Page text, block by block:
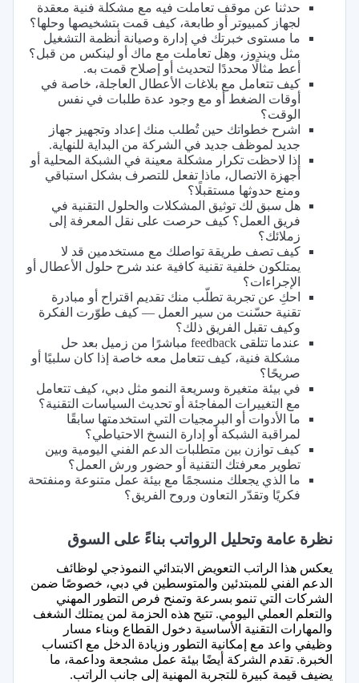
حدثنا عن موقف تعاملت فيه مع مشكلة فنية معقدة
لجهاز كمبيوتر أو طابعة، كيف قمت بتشخيصها وحلها؟
ما مستوى خبرتك في إدارة وصيانة أنظمة التشغيل
مثل ويندوز، وهل تعاملت مع ماك أو لينكس من قبل؟
أعط مثالًا محددًا لتحديث أو إصلاح قمت به.
كيف تتعامل مع بلاغات الأعطال العاجلة، خاصة في
أوقات الضغط أو مع وجود عدة طلبات في نفس
الوقت؟
اشرح خطواتك حين تُطلب منك إعداد وتجهيز جهاز
جديد لموظف جديد في الشركة من البداية للنهاية.
إذا لاحظت تكرار مشكلة معينة في الشبكة المحلية أو
أجهزة الاتصال، ماذا تفعل للتصرف بشكل استباقي
ومنع حدوثها مستقبلًا؟
هل سبق لك توثيق المشكلات والحلول التقنية في
فريق العمل؟ كيف حرصت على نقل المعرفة إلى
زملائك؟
كيف تصف طريقة تواصلك مع مستخدمين قد لا
يمتلكون خلفية تقنية كافية عند شرح حلول الأعطال أو
الإجراءات؟
احكِ عن تجربة تطلّب منك تقديم اقتراح أو مبادرة
تقنية حسّنت من سير العمل — كيف طوّرت الفكرة
وكيف تقبل الفريق ذلك؟
عندما تتلقى feedback مباشرًا من زميل بعد حل
مشكلة فنية، كيف تتعامل معه خاصة إذا كان سلبيًا أو
صريحًا؟
في بيئة متغيرة وسريعة النمو مثل دبي، كيف تتعامل
مع التغييرات المفاجئة أو تحديث السياسات التقنية؟
ما الأدوات أو البرمجيات التي استخدمتها سابقًا
لمراقبة الشبكة أو إدارة النسخ الاحتياطي؟
كيف توازن بين متطلبات الدعم الفني اليومية وبين
تطوير معرفتك التقنية أو حضور ورش العمل؟
ما الذي يجعلك منسجمًا مع بيئة عمل متنوعة ومنفتحة
فكريًا وتقدّر التعاون وروح الفريق؟
نظرة عامة وتحليل الرواتب بناءً على السوق
يعكس هذا الراتب التعويض الابتدائي النموذجي لوظائف
الدعم الفني للمبتدئين والمتوسطين في دبي، خصوصًا ضمن
الشركات التي تنمو بسرعة وتمنح فرص التطور المهني
والتعلم العملي اليومي. تتيح هذه الحزمة لمن يمتلك الشغف
والمهارات التقنية الأساسية دخول القطاع وبناء مسار
وظيفي واعد مع إمكانية التطور وزيادة الدخل مع اكتساب
الخبرة. تقدم الشركة أيضًا بيئة عمل مشجعة وداعمة، ما
يضيف قيمة كبيرة للتجربة المهنية إلى جانب الراتب.